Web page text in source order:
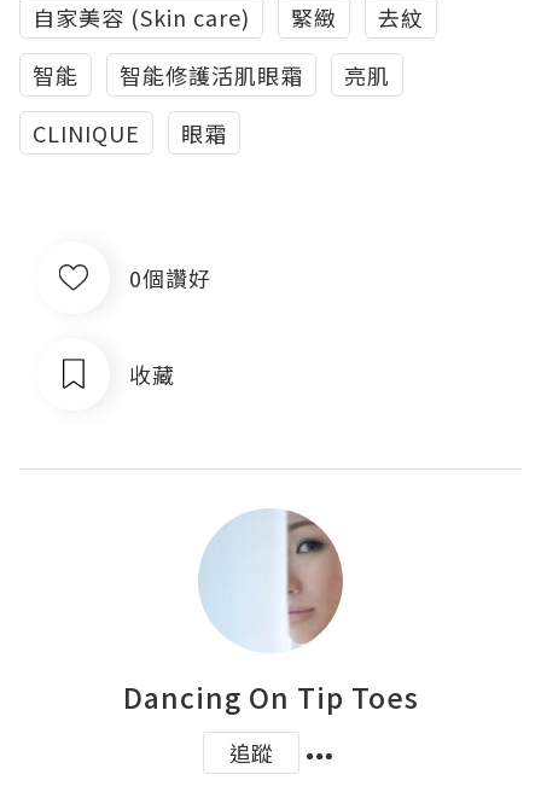
自家美容 (Skin care)
緊緻
去紋
智能
智能修護活肌眼霜
亮肌
CLINIQUE
眼霜
0個讚好
收藏
Dancing On Tip Toes
追蹤